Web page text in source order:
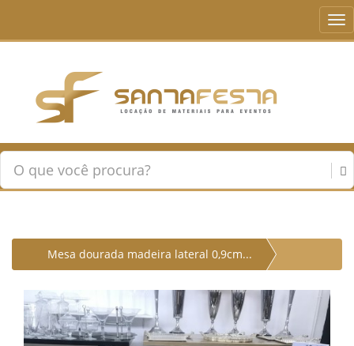
Mesa dourada madeira lateral 0,9cm...